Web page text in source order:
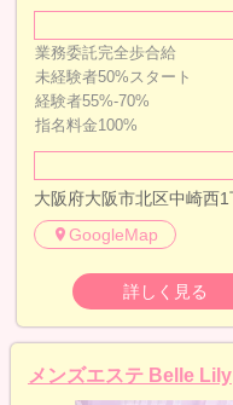
業務委託完全歩合給
未経験者50%スタート
経験者55%-70%
指名料金100%
大阪府大阪市北区中崎西1
GoogleMap
詳しく見る
メンズエステ Belle Lily